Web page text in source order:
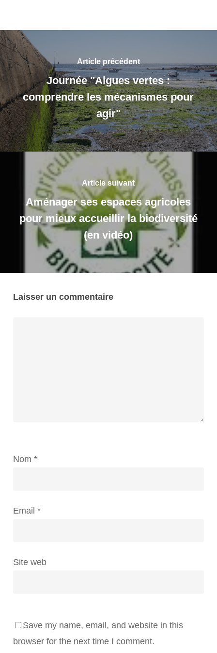
Article précédent
Journée "Algues vertes :
comprendre les mécanismes pour
agir"
Article suivant
Aménager ses espaces agricoles
pour mieux accueillir la biodiversité
(en vidéo)
Laisser un commentaire
Nom *
Email *
Site web
Save my name, email, and website in this
browser for the next time I comment.